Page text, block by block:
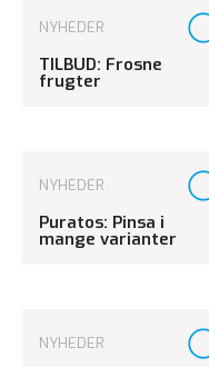
NYHEDER
TILBUD: Frosne
frugter
NYHEDER
Puratos: Pinsa i
mange varianter
NYHEDER